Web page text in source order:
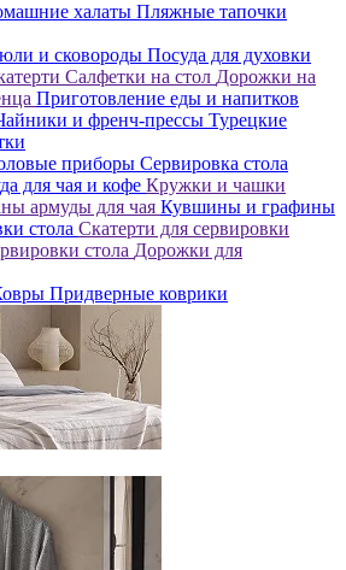
халаты Пляжные тапочки
и сковороды Посуда для духовки
Салфетки на стол Дорожки на
Приготовление еды и напитков
и френч-прессы Турецкие
приборы Сервировка стола
для чая и кофе Кружки и чашки
армуды для чая Кувшины и графины
стола Скатерти для сервировки
стола Дорожки для
Придверные коврики